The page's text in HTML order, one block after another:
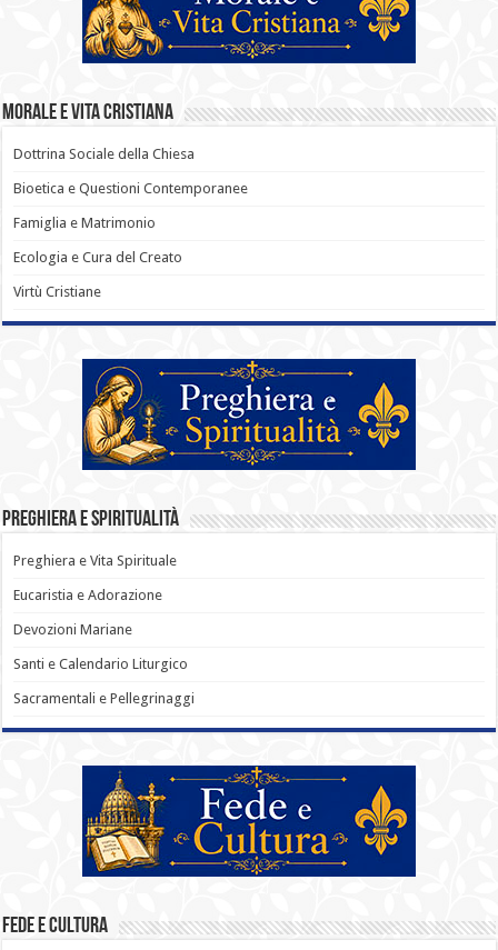
Morale e Vita Cristiana
Dottrina Sociale della Chiesa
Bioetica e Questioni Contemporanee
Famiglia e Matrimonio
Ecologia e Cura del Creato
Virtù Cristiane
Preghiera e Spiritualità
Preghiera e Vita Spirituale
Eucaristia e Adorazione
Devozioni Mariane
Santi e Calendario Liturgico
Sacramentali e Pellegrinaggi
Fede e Cultura